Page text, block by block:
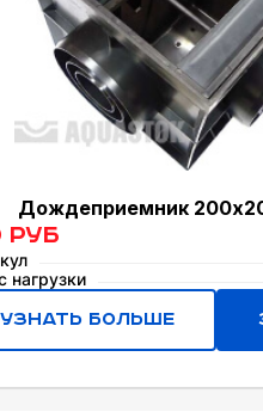
Дождеприемник
руб
нагрузки
Узнать больше